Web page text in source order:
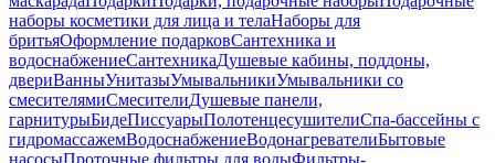
наборы косметики для лица и телаНаборы для
бритьяОформление подарковСантехника и
водоснабжениеСантехникаДушевые кабины, поддоны,
двериВанныУнитазыУмывальникиУмывальники со
смесителямиСмесителиДушевые панели,
гарнитурыБидеПиссуарыПолотенцесушителиСпа-бассейны с
гидромассажемВодоснабжениеВодонагревателиБытовые
насосыПроточные фильтры для водыФильтры-